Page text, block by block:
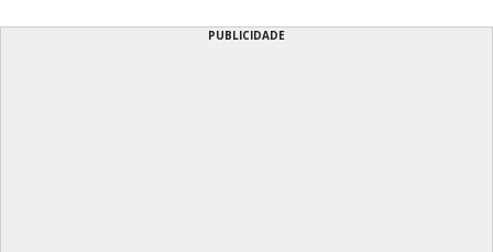
PUBLICIDADE